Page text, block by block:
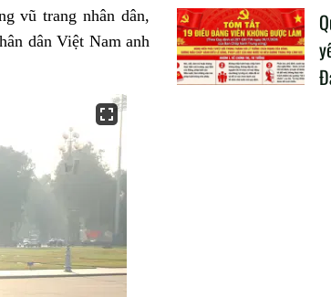
vũ trang nhân dân,
dân Việt Nam anh